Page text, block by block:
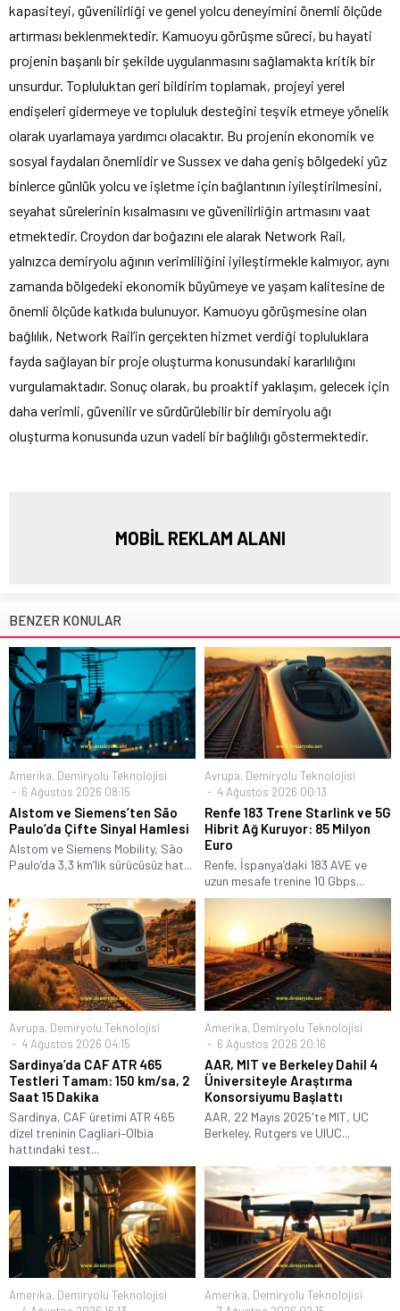
kapasiteyi, güvenilirliği ve genel yolcu deneyimini önemli ölçüde
artırması beklenmektedir. Kamuoyu görüşme süreci, bu hayati
projenin başarılı bir şekilde uygulanmasını sağlamakta kritik bir
unsurdur. Topluluktan geri bildirim toplamak, projeyi yerel
endişeleri gidermeye ve topluluk desteğini teşvik etmeye yönelik
olarak uyarlamaya yardımcı olacaktır. Bu projenin ekonomik ve
sosyal faydaları önemlidir ve Sussex ve daha geniş bölgedeki yüz
binlerce günlük yolcu ve işletme için bağlantının iyileştirilmesini,
seyahat sürelerinin kısalmasını ve güvenilirliğin artmasını vaat
etmektedir. Croydon dar boğazını ele alarak Network Rail,
yalnızca demiryolu ağının verimliliğini iyileştirmekle kalmıyor, aynı
zamanda bölgedeki ekonomik büyümeye ve yaşam kalitesine de
önemli ölçüde katkıda bulunuyor. Kamuoyu görüşmesine olan
bağlılık, Network Rail’in gerçekten hizmet verdiği topluluklara
fayda sağlayan bir proje oluşturma konusundaki kararlılığını
vurgulamaktadır. Sonuç olarak, bu proaktif yaklaşım, gelecek için
daha verimli, güvenilir ve sürdürülebilir bir demiryolu ağı
oluşturma konusunda uzun vadeli bir bağlılığı göstermektedir.
MOBİL REKLAM ALANI
BENZER KONULAR
Amerika, Demiryolu Teknolojisi
6 Ağustos 2026 08:15
Alstom ve Siemens’ten São
Paulo’da Çifte Sinyal Hamlesi
Alstom ve Siemens Mobility, São
Paulo’da 3,3 km’lik sürücüsüz hat...
Avrupa, Demiryolu Teknolojisi
4 Ağustos 2026 00:13
Renfe 183 Trene Starlink ve 5G
Hibrit Ağ Kuruyor: 85 Milyon
Euro
Renfe, İspanya’daki 183 AVE ve
uzun mesafe trenine 10 Gbps...
Avrupa, Demiryolu Teknolojisi
4 Ağustos 2026 04:15
Sardinya’da CAF ATR 465
Testleri Tamam: 150 km/sa, 2
Saat 15 Dakika
Sardinya, CAF üretimi ATR 465
dizel treninin Cagliari–Olbia
hattındaki test...
Amerika, Demiryolu Teknolojisi
6 Ağustos 2026 20:16
AAR, MIT ve Berkeley Dahil 4
Üniversiteyle Araştırma
Konsorsiyumu Başlattı
AAR, 22 Mayıs 2025'te MIT, UC
Berkeley, Rutgers ve UIUC...
Amerika, Demiryolu Teknolojisi
Amerika, Demiryolu Teknolojisi